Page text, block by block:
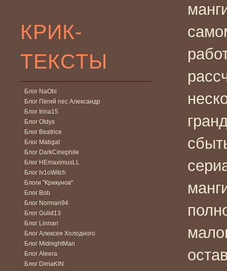
КРИК-
ТЕКСТЫ
Блог NaObi
Блог Пегий пес Александр
Блог Irina15
Блог Oldys
Блог Beatrice
Блог Mabgat
Блог DarkCinephile
Блог HEmaximusLL
Блог Iv1oWitch
Блоги "Крикунов"
Блог Bob
Блог Norman94
Блог Gulid13
Блог Linnan
Блог Алексея Холодного
Блог MidnightMan
Блог Aleera
Блог DimaKIN